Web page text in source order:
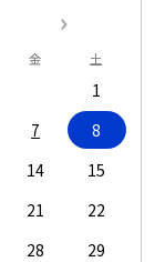
金 土
1
7
8
14
15
21
22
28
29